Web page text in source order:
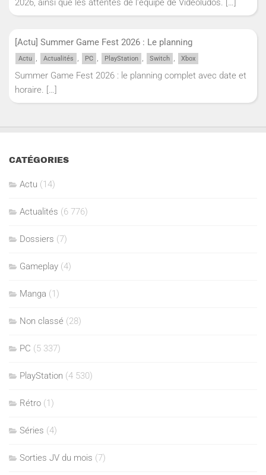
2026, ainsi que les attentes de l'équipe de Vidéoludos. […]
[Actu] Summer Game Fest 2026 : Le planning
Actu , Actualités , PC , PlayStation , Switch , Xbox
Summer Game Fest 2026 : le planning complet avec date et
horaire. […]
CATÉGORIES
Actu (14)
Actualités (6 776)
Dossiers (7)
Gameplay (4)
Manga (1)
Non classé (28)
PC (5 337)
PlayStation (4 530)
Rétro (1)
Séries (4)
Sorties JV du mois (7)